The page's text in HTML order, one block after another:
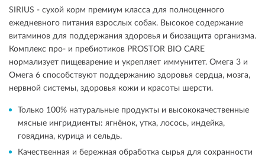
SIRIUS - сухой корм премиум класса для полноценного
ежедневного питания взрослых собак. Высокое содержание
витаминов для поддержания здоровья и биозащита организма.
Комплекс про- и пребиотиков PROSTOR BIO CARE
нормализует пищеварение и укрепляет иммунитет. Омега 3 и
Омега 6 способствуют поддержанию здоровья сердца, мозга,
нервной системы, здоровья кожи и красоты шерсти.
Только 100% натуральные продукты и высококачественные
мясные ингридиенты: ягнёнок, утка, лосось, индейка,
говядина, курица и сельдь.
Качественная и бережная обработка сырья для сохранности